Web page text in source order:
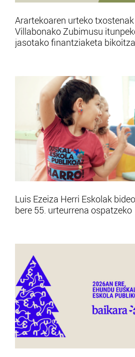
Arartekoaren urteko
Villabonako Zubimusu
jasotako finantziaketa
Luis Ezeiza Herri Eskolak
bere 55. urteurrena ospatzeko